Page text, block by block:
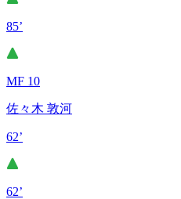
85’
MF 10
佐々木 敦河
62’
62’